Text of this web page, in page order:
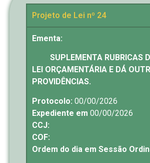
Projeto de Lei nº 24
Ementa:
SUPLEMENTA RUBRICAS
LEI ORÇAMENTÁRIA E DÁ
PROVIDÊNCIAS.
Protocolo: 00/00/2026
Expediente em 00/00/2026
CCJ:
COF:
Ordem do dia em Sessão